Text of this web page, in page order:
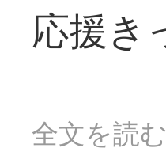
応援き
全文を読